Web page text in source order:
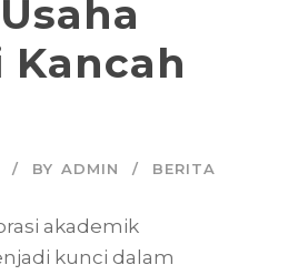
Kancah
BY ADMIN BERITA
akademik
kunci dalam